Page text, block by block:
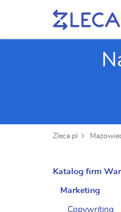
Zleca.pl
Katalog firm
Marketing
Copywriting